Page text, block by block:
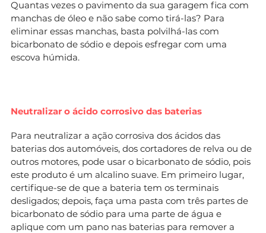
Quantas vezes o pavimento da sua garagem fica com
manchas de óleo e não sabe como tirá-las? Para
eliminar essas manchas, basta polvilhá-las com
bicarbonato de sódio e depois esfregar com uma
escova húmida.
Neutralizar o ácido corrosivo das baterias
Para neutralizar a ação corrosiva dos ácidos das
baterias dos automóveis, dos cortadores de relva ou de
outros motores, pode usar o bicarbonato de sódio, pois
este produto é um alcalino suave. Em primeiro lugar,
certifique-se de que a bateria tem os terminais
desligados; depois, faça uma pasta com três partes de
bicarbonato de sódio para uma parte de água e
aplique com um pano nas baterias para remover a